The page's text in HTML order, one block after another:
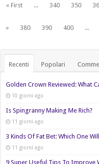
« First ... 340 350
»
380 390 400 ...
Recenti Popolari
Golden Crown Reviewed: What
10 giorni ago
Is Spingranny Making Me Rich?
11 giorni ago
3 Kinds Of Fat Bet: Which One
11 giorni ago
9 Super Useful Tips To Improve